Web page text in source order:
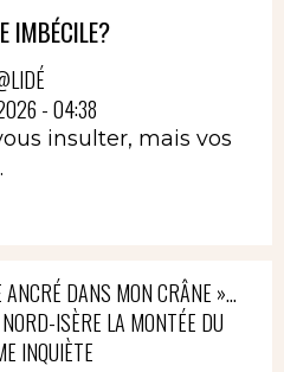
IMBÉCILE?
- 04:38
insulter, mais vos
ANCRÉ DANS MON CRÂNE »…
ISÈRE LA MONTÉE DU
INQUIÈTE